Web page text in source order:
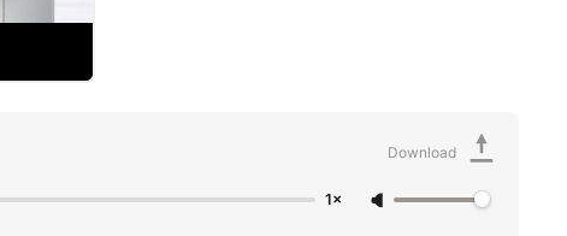
1×
Download